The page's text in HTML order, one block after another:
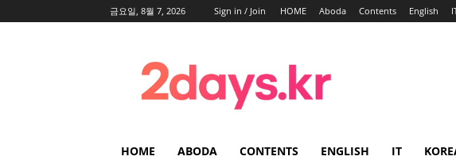
금요일, 8월 7, 2026 Sign in / Join HOME Aboda Contents English
HOME ABODA CONTENTS ENGLISH IT